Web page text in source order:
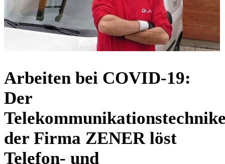
Arbeiten bei COVID-19:
Der
der Firma ZENER löst
Telefon- und